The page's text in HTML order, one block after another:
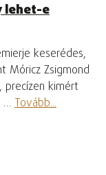
lehet-e
keserédes,
Móricz Zsigmond
precízen kimért
… Tovább...